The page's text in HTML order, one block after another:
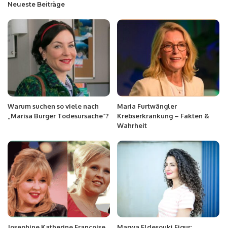
Neueste Beiträge
Warum suchen so viele nach
„Marisa Burger Todesursache“?
Maria Furtwängler
Krebserkrankung – Fakten &
Wahrheit